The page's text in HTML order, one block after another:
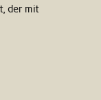
der mit